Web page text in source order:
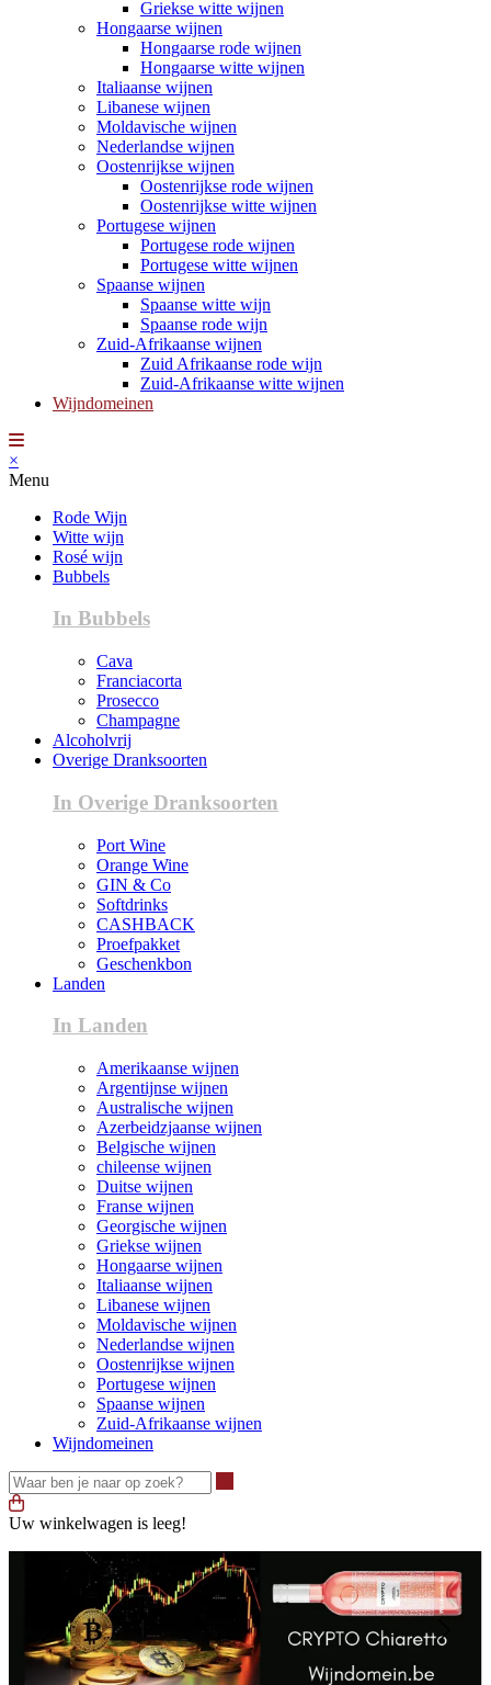
Griekse witte wijnen
Hongaarse wijnen
Hongaarse rode wijnen
Hongaarse witte wijnen
Italiaanse wijnen
Libanese wijnen
Moldavische wijnen
Nederlandse wijnen
Oostenrijkse wijnen
Oostenrijkse rode wijnen
Oostenrijkse witte wijnen
Portugese wijnen
Portugese rode wijnen
Portugese witte wijnen
Spaanse wijnen
Spaanse witte wijn
Spaanse rode wijn
Zuid-Afrikaanse wijnen
Zuid Afrikaanse rode wijn
Zuid-Afrikaanse witte wijnen
Wijndomeinen
×
Menu
Rode Wijn
Witte wijn
Rosé wijn
Bubbels
In Bubbels
Cava
Franciacorta
Prosecco
Champagne
Alcoholvrij
Overige Dranksoorten
In Overige Dranksoorten
Port Wine
Orange Wine
GIN & Co
Softdrinks
CASHBACK
Proefpakket
Geschenkbon
Landen
In Landen
Amerikaanse wijnen
Argentijnse wijnen
Australische wijnen
Azerbeidzjaanse wijnen
Belgische wijnen
chileense wijnen
Duitse wijnen
Franse wijnen
Georgische wijnen
Griekse wijnen
Hongaarse wijnen
Italiaanse wijnen
Libanese wijnen
Moldavische wijnen
Nederlandse wijnen
Oostenrijkse wijnen
Portugese wijnen
Spaanse wijnen
Zuid-Afrikaanse wijnen
Wijndomeinen
Uw winkelwagen is leeg!